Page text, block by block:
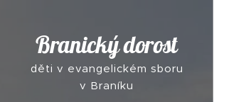
Branický dorost
děti v evangelickém sboru
v Braníku